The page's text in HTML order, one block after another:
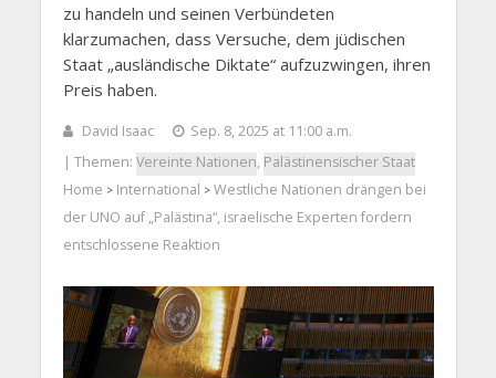
zu handeln und seinen Verbündeten
klarzumachen, dass Versuche, dem jüdischen
Staat „ausländische Diktate“ aufzuzwingen, ihren
Preis haben.
David Isaac
Sep. 8, 2025 at 11:00 a.m.
| Themen: Vereinte Nationen, Palästinensischer Staat
Home > International > Westliche Nationen drängen bei
der UNO auf „Palästina“, israelische Experten fordern
entschlossene Reaktion